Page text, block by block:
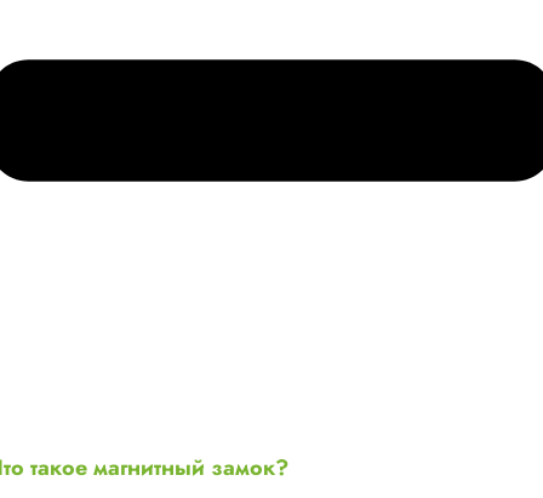
такое магнитный замок?